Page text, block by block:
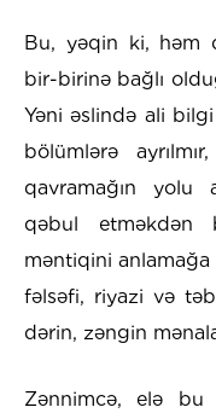
Bu, yəqin ki, həm
bir-birinə bağlı
Yəni əslində ali bilgi
bölümlərə
qavramağın yolu
qəbul etməkdən
məntiqini anlamağa
fəlsəfi, riyazi və
dərin, zəngin
Zənnimcə, elə bu